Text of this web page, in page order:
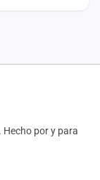
Hecho por y para